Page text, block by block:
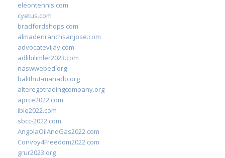
eleontennis.com
cyetus.com
bradfordshops.com
almadenranchsanjose.com
advocatevijay.com
adlibilimler2023.com
naswwebed.org
balithut-manado.org
alteregotradingcompany.org
aprce2022.com
ibie2022.com
sbcc-2022.com
AngolaOilAndGas2022.com
Convoy4Freedom2022.com
grur2023.org